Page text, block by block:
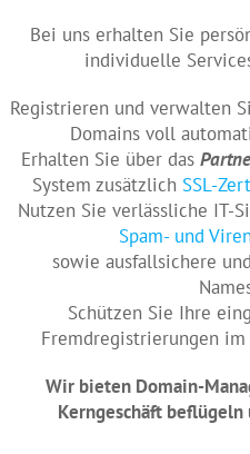
Bei uns erhalten Sie
individuelle
Registrieren und verwalten
Domains voll
Erhalten Sie über das
System zusätzlich SSL-
Nutzen Sie verlässliche IT-
Spam- und
sowie ausfallsichere
Schützen Sie Ihre
Fremdregistrierungen im
Wir bieten Domain-
Kerngeschäft beflügeln